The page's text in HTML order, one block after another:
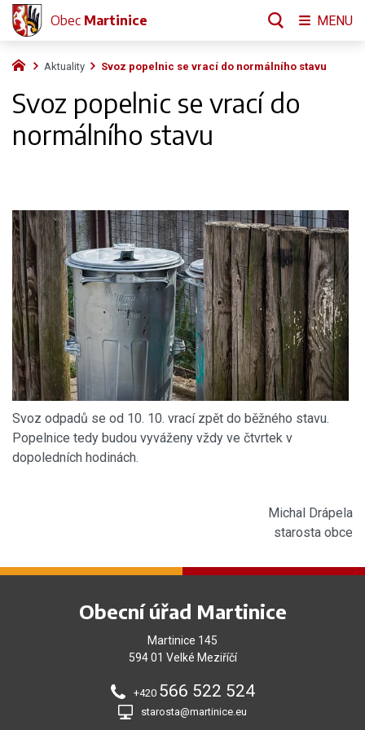
Aktuality Svoz popelnic se vrací do normálního stavu
Svoz popelnic se vrací do
normálního stavu
Svoz odpadů se od 10. 10. vrací zpět do běžného stavu.
Popelnice tedy budou vyváženy vždy ve čtvrtek v
dopoledních hodinách.
Michal Drápela
starosta obce
Obecní úřad Martinice
Martinice 145
594 01 Velké Meziříčí
+420 566 522 524
starosta@martinice.eu
Obec Martinice MENU